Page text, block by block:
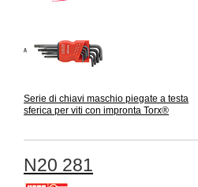
Serie di chiavi maschio piegate a testa
sferica per viti con impronta Torx®
N20 281